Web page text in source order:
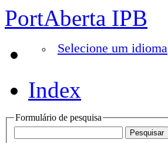
PortAberta IPB
Selecione um idioma
Index
Formulário de pesquisa